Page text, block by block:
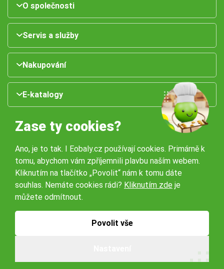
O společnosti
Servis a služby
Nakupování
E-katalogy
Naše pobočky:
Obchodní podmínky
Zase ty cookies?
Ano, je to tak. I Eobaly.cz používají cookies. Primárně k
tomu, abychom vám zpříjemnili plavbu naším webem.
Kliknutím na tlačítko „Povolit“ nám k tomu dáte
souhlas. Nemáte cookies rádi? Kliknutím zde je
můžete odmítnout.
Povolit vše